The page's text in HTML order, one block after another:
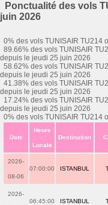
Ponctualité des vols
juin 2026
0% des vols TUNISAIR TU214
89.66% des vols TUNISAIR
depuis le jeudi 25 juin 2026
58.62% des vols TUNISAIR
depuis le jeudi 25 juin 2026
41.38% des vols TUNISAIR
depuis le jeudi 25 juin 2026
17.24% des vols TUNISAIR
depuis le jeudi 25 juin 2026
0% des vols TUNISAIR TU214
Date
Heure
Locale
Destination
2026-
08-06
07:00:00 ISTANBUL
2026-
06:45:00 ISTANBUL